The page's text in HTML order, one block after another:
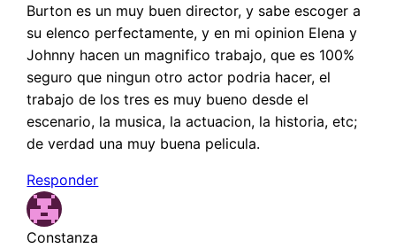
Burton es un muy buen director, y sabe escoger a
su elenco perfectamente, y en mi opinion Elena y
Johnny hacen un magnifico trabajo, que es 100%
seguro que ningun otro actor podria hacer, el
trabajo de los tres es muy bueno desde el
escenario, la musica, la actuacion, la historia, etc;
de verdad una muy buena pelicula.
Responder
Constanza